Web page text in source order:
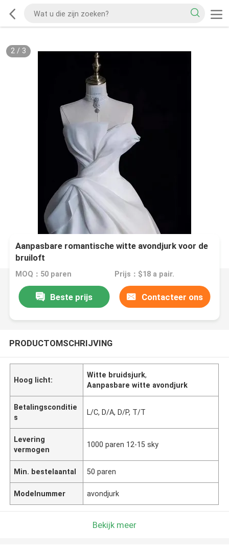
2/ 3
Aanpasbare romantische witte avondjurk voor de
bruiloft
MOQ：50 paren Prijs：$18 a pair.
Beste prijs Contacteer ons
PRODUCTOMSCHRIJVING
Hoog licht:
Witte bruidsjurk,
Aanpasbare witte avondjurk
Betalingsconditie
s
L/C, D/A, D/P, T/T
Levering
vermogen
1000 paren 12-15 sky
Min. bestelaantal 50 paren
Modelnummer avondjurk
Bekijk meer